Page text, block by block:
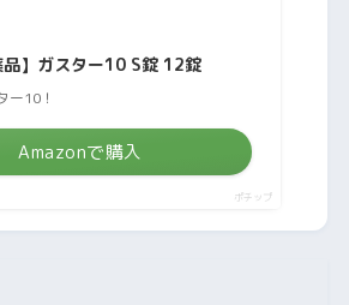
品】ガスター10 S錠 12錠
ー10！
Amazonで購入
ポチップ